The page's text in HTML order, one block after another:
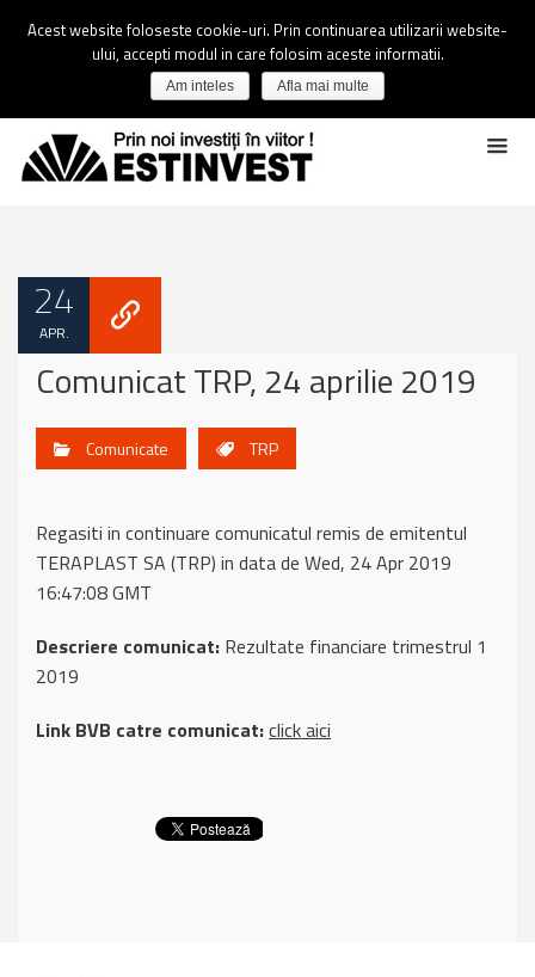
24
APR.
Comunicat TRP, 24 aprilie 2019
Comunicate TRP
Regasiti in continuare comunicatul remis de emitentul
TERAPLAST SA (TRP) in data de Wed, 24 Apr 2019
16:47:08 GMT
Descriere comunicat: Rezultate financiare trimestrul 1
2019
Link BVB catre comunicat:click aici
Acest website foloseste cookie-uri. Prin continuarea utilizarii website-
ului, accepti modul in care folosim aceste informatii.
Am inteles Afla mai multe